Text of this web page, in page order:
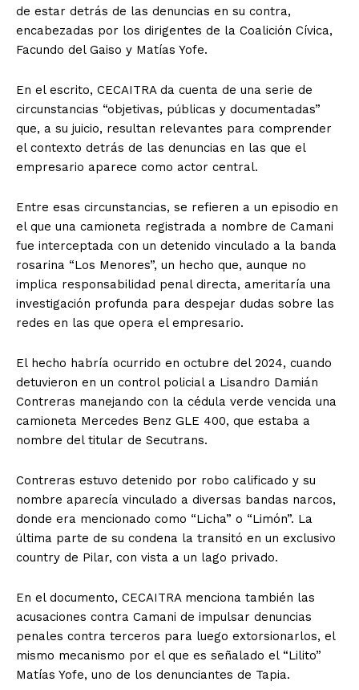
de estar detrás de las denuncias en su contra,
encabezadas por los dirigentes de la Coalición Cívica,
Facundo del Gaiso y Matías Yofe.
En el escrito, CECAITRA da cuenta de una serie de
circunstancias “objetivas, públicas y documentadas”
que, a su juicio, resultan relevantes para comprender
el contexto detrás de las denuncias en las que el
empresario aparece como actor central.
Entre esas circunstancias, se refieren a un episodio en
el que una camioneta registrada a nombre de Camani
fue interceptada con un detenido vinculado a la banda
rosarina “Los Menores”, un hecho que, aunque no
implica responsabilidad penal directa, ameritaría una
investigación profunda para despejar dudas sobre las
redes en las que opera el empresario.
El hecho habría ocurrido en octubre del 2024, cuando
detuvieron en un control policial a Lisandro Damián
Contreras manejando con la cédula verde vencida una
camioneta Mercedes Benz GLE 400, que estaba a
nombre del titular de Secutrans.
Contreras estuvo detenido por robo calificado y su
nombre aparecía vinculado a diversas bandas narcos,
donde era mencionado como “Licha” o “Limón”. La
última parte de su condena la transitó en un exclusivo
country de Pilar, con vista a un lago privado.
En el documento, CECAITRA menciona también las
acusaciones contra Camani de impulsar denuncias
penales contra terceros para luego extorsionarlos, el
mismo mecanismo por el que es señalado el “Lilito”
Matías Yofe, uno de los denunciantes de Tapia.